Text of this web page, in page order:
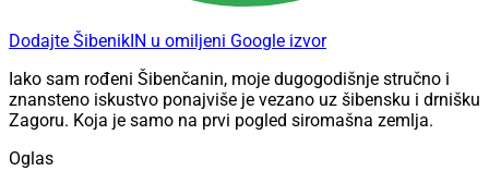
Dodajte ŠibenikIN u omiljeni Google izvor
Iako sam rođeni Šibenčanin, moje dugogodišnje stručno i
znansteno iskustvo ponajviše je vezano uz šibensku i drnišku
Zagoru. Koja je samo na prvi pogled siromašna zemlja.
Oglas